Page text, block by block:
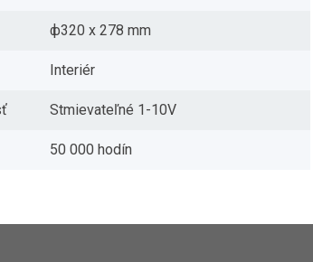
ф320 x 278 mm
Interiér
Stmievateľné 1-10V
50 000 hodín